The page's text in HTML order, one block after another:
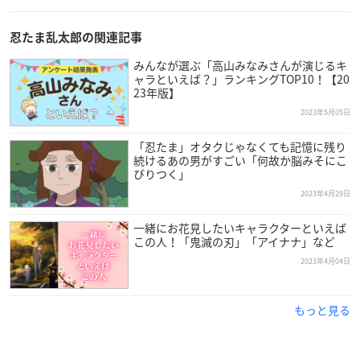
忍たま乱太郎の関連記事
みんなが選ぶ「高山みなみさんが演じるキ
ャラといえば？」ランキングTOP10！【20
23年版】
2023年5月05日
「忍たま」オタクじゃなくても記憶に残り
続けるあの男がすごい「何故か脳みそにこ
びりつく」
2023年4月29日
一緒にお花見したいキャラクターといえば
この人！「鬼滅の刃」「アイナナ」など
2023年4月04日
もっと見る